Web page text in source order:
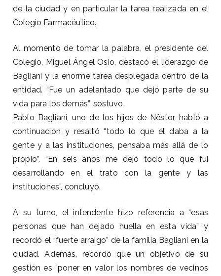
de la ciudad y en particular la tarea realizada en el
Colegio Farmacéutico.
Al momento de tomar la palabra, el presidente del
Colegio, Miguel Ángel Osio, destacó el liderazgo de
Bagliani y la enorme tarea desplegada dentro de la
entidad. “Fue un adelantado que dejó parte de su
vida para los demás”, sostuvo.
Pablo Bagliani, uno de los hijos de Néstor, habló a
continuación y resaltó “todo lo que él daba a la
gente y a las instituciones, pensaba más allá de lo
propio”. “En seis años me dejó todo lo que fui
desarrollando en el trato con la gente y las
instituciones”, concluyó.
A su turno, el intendente hizo referencia a “esas
personas que han dejado huella en esta vida” y
recordó el “fuerte arraigo” de la familia Bagliani en la
ciudad. Además, recordó que un objetivo de su
gestión es “poner en valor los nombres de vecinos